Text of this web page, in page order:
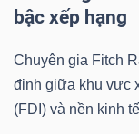
bậc xếp hạng
Chuyên gia Fitch
định giữa khu vực
(FDI) và nền kinh
Công